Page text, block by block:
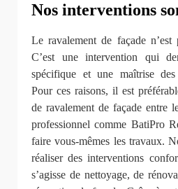
Nos interventions
Le ravalement de façade
C’est une intervention qui
spécifique et une maîtrise des
Pour ces raisons, il est
de ravalement de façade entre
professionnel comme BatiPro
faire vous-mêmes les travaux.
réaliser des interventions
s’agisse de nettoyage, de